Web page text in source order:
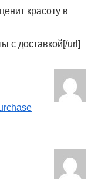
красоту в
с доставкой[/url]